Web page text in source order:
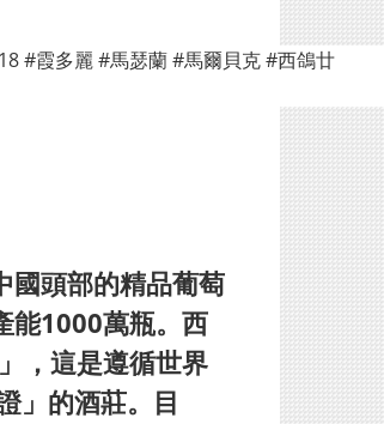
國頭部的精品葡萄
能1000萬瓶。西
，這是遵循世界
」的酒莊。目